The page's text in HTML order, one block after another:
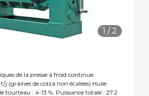
1 / 2
de la presse à froid continue:
j (graines de colza non écalées) Huile
tourteau : 4-13 %. Puissance totale : 27.2